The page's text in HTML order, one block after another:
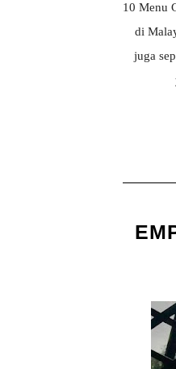
10 Menu
di
juga